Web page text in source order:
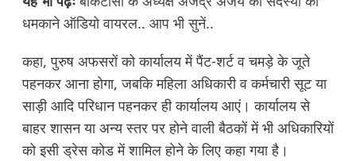
धमकाने ऑडियो वायरल.. आप भी सुनें..
कहा, पुरुष अफसरों को कार्यालय में पैंट-शर्ट व चमड़े के जूते
पहनकर आना होगा, जबकि महिला अधिकारी व कर्मचारी सूट या
साड़ी आदि परिधान पहनकर ही कार्यालय आएं। कार्यालय से
बाहर शासन या अन्य स्तर पर होने वाली बैठकों में भी अधिकारियों
को इसी ड्रेस कोड में शामिल होने के लिए कहा गया है।